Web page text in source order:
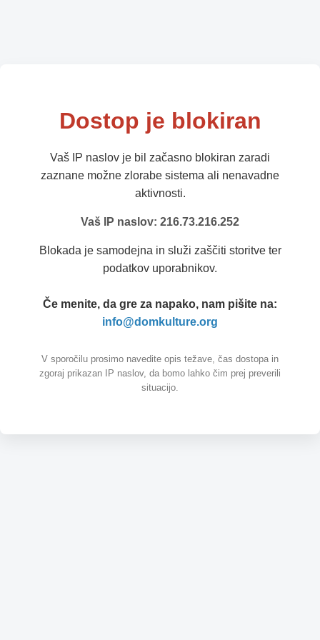
Dostop je blokiran
Vaš IP naslov je bil začasno blokiran zaradi
zaznane možne zlorabe sistema ali nenavadne
aktivnosti.
Vaš IP naslov: 216.73.216.252
Blokada je samodejna in služi zaščiti storitve ter
podatkov uporabnikov.
Če menite, da gre za napako, nam pišite na:
info@domkulture.org
V sporočilu prosimo navedite opis težave, čas dostopa in
zgoraj prikazan IP naslov, da bomo lahko čim prej preverili
situacijo.